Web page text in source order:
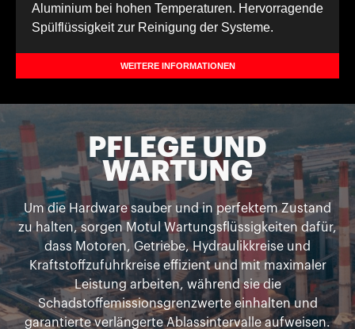
Aluminium bei hohen Temperaturen. Hervorragende
Spülflüssigkeit zur Reinigung der Systeme.
WEITERE INFORMATIONEN
PFLEGE UND
WARTUNG
Um die Hardware sauber und in perfektem Zustand
zu halten, sorgen Motul Wartungsflüssigkeiten dafür,
dass Motoren, Getriebe, Hydraulikkreise und
Kraftstoffzufuhrkreise effizient und mit maximaler
Leistung arbeiten, während sie die
Schadstoffemissionsgrenzwerte einhalten und
garantierte verlängerte Ablassintervalle aufweisen.